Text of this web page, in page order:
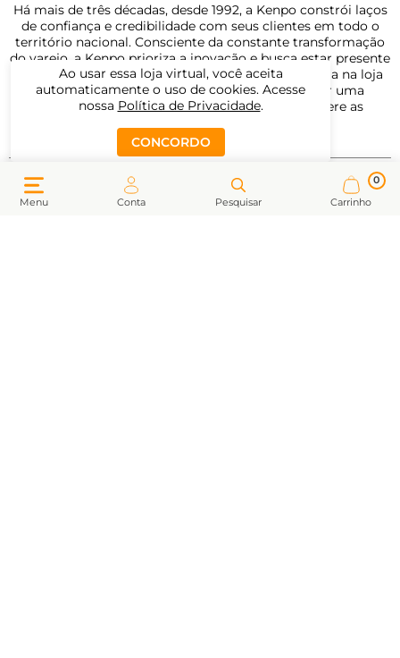
Menu Conta Pesquisar
0
Carrinho
Há mais de três décadas, desde 1992, a Kenpo constrói laços
de confiança e credibilidade com seus clientes em todo o
território nacional. Consciente da constante transformação
do varejo, a Kenpo prioriza a inovação e busca estar presente
em todos os momentos da jornada de compra, seja na loja
física, no site ou nas redes sociais, para oferecer uma
experiência completa, personalizada e que supere as
ATENDIMENTO PERSONALIZADO
Ao usar essa loja virtual, você aceita
automaticamente o uso de cookies. Acesse
nossa Política de Privacidade.
CONCORDO